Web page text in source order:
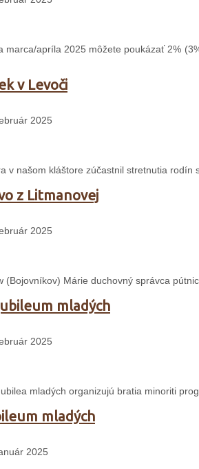
marca/apríla 2025 môžete poukázať 2%
v Levoči
2025
v našom kláštore zúčastnil stretnutia rodín
z Litmanovej
2025
(Bojovníkov) Márie duchovný správca
mladých
2025
mladých organizujú bratia minoriti
mladých
2025